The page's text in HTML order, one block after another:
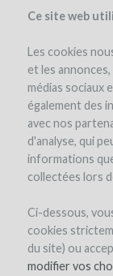
Ce site web
Les cookies
et les
médias sociaux
également des
avec nos
d'analyse, qui
informations
collectées lors
Ci-dessous,
cookies
du site) ou
modifier vos